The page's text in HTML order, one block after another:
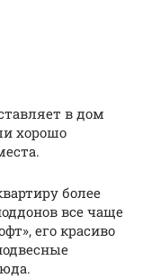
в дом
хорошо
более
все чаще
его красиво